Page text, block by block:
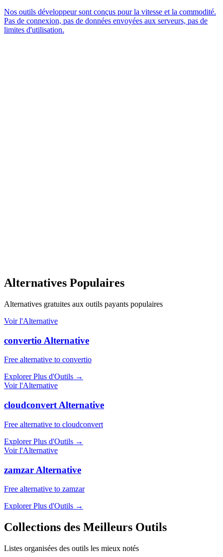
Nos outils développeur sont conçus pour la vitesse et la commodité.
Pas de connexion, pas de données envoyées aux serveurs, pas de
limites d'utilisation.
Alternatives Populaires
Alternatives gratuites aux outils payants populaires
Voir l'Alternative
convertio Alternative
Free alternative to convertio
Explorer Plus d'Outils →
Voir l'Alternative
cloudconvert Alternative
Free alternative to cloudconvert
Explorer Plus d'Outils →
Voir l'Alternative
zamzar Alternative
Free alternative to zamzar
Explorer Plus d'Outils →
Collections des Meilleurs Outils
Listes organisées des outils les mieux notés